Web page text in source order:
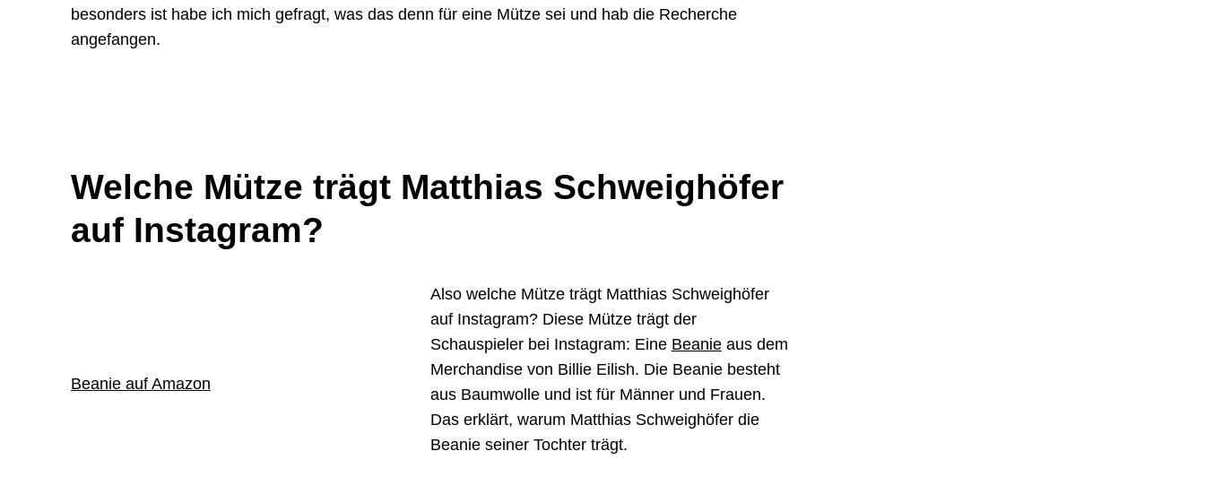
besonders ist habe ich mich gefragt, was das denn für eine Mütze sei und hab die Recherche
angefangen.
Welche Mütze trägt Matthias Schweighöfer
auf Instagram?
Beanie auf Amazon
Also welche Mütze trägt Matthias Schweighöfer
auf Instagram? Diese Mütze trägt der
Schauspieler bei Instagram: Eine Beanieaus dem
Merchandise von Billie Eilish. Die Beanie besteht
aus Baumwolle und ist für Männer und Frauen.
Das erklärt, warum Matthias Schweighöfer die
Beanie seiner Tochter trägt.